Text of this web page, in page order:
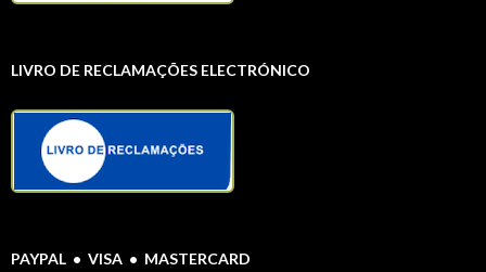
LIVRO DE RECLAMAÇÕES ELECTRÓNICO
PAYPAL • VISA • MASTERCARD